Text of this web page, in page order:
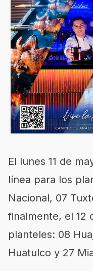
El lunes 11 de
línea para los
Nacional, 07
finalmente, el 12
planteles: 08
Huatulco y 27